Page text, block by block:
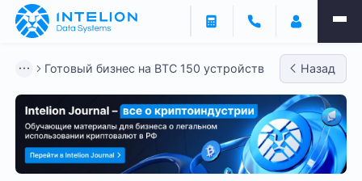
Готовый бизнес на BTC 150 устройств Назад